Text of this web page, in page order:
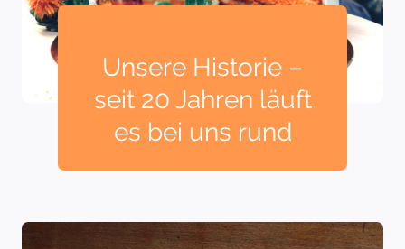
Unsere Historie –
seit 20 Jahren läuft
es bei uns rund